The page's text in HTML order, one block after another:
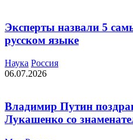
Эксперты назвали 5
русском языке
Наука Россия
06.07.2026
Владимир Путин
Лукашенко со